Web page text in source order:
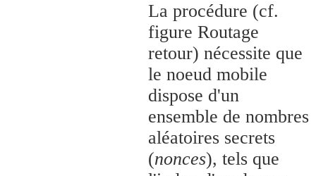
La procédure (cf.
figure Routage
retour) nécessite que
le noeud mobile
dispose d'un
ensemble de nombres
aléatoires secrets
(nonces), tels que